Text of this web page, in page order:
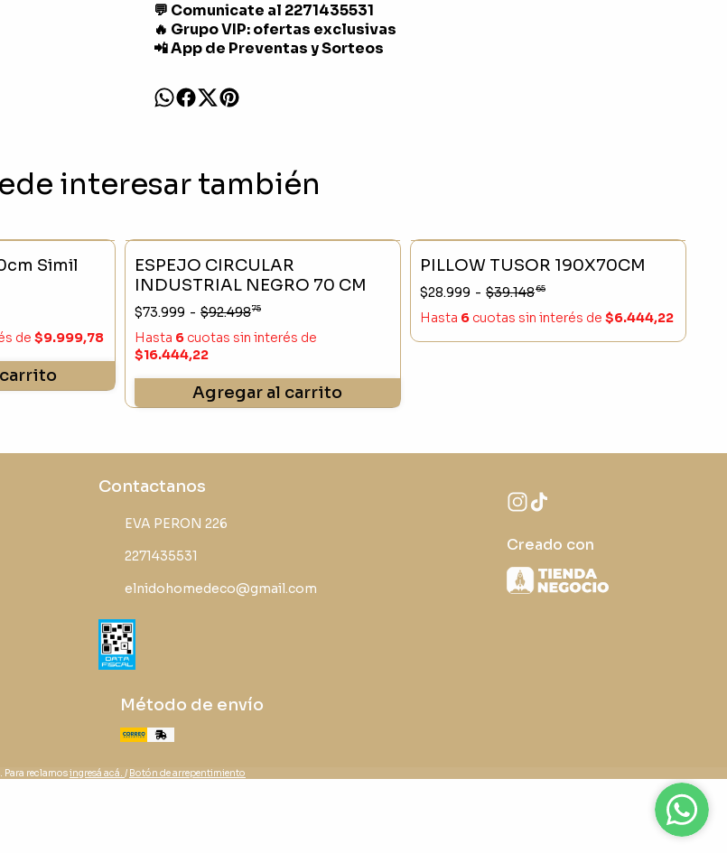
💬 Comunicate al 2271435531
🔥 Grupo VIP: ofertas exclusivas
📲 App de Preventas y Sorteos
interesar también
- 20 %
Simil
de $9.999,78
ESPEJO CIRCULAR
INDUSTRIAL NEGRO 70 CM
$73.999 - $92.49875
Hasta 6 cuotas sin interés de
$16.444,22
Agregar al carrito
SIN STOCK - 25 %
PILLOW TUSOR 190X70CM
$28.999 - $39.14865
Hasta 6 cuotas sin interés de $6.444,22
Contactanos
EVA PERON 226
2271435531
elnidohomedeco@gmail.com
Creado con
Método de envío
Para reclamosingresá acá. / Botón de arrepentimiento